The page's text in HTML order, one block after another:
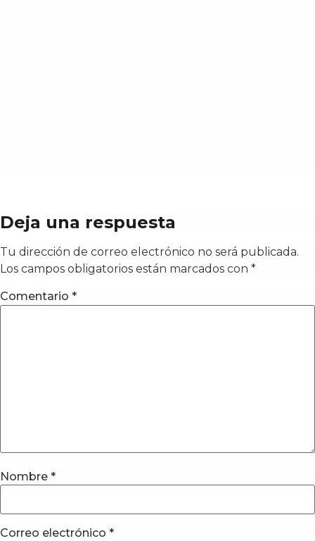
Deja una respuesta
Tu dirección de correo electrónico no será publicada.
Los campos obligatorios están marcados con *
Comentario *
Nombre *
Correo electrónico *